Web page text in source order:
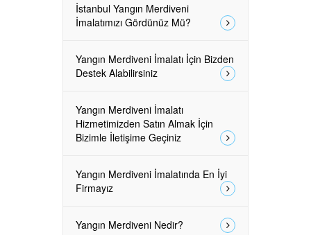
İstanbul Yangın Merdiveni
İmalatımızı Gördünüz Mü?
Yangın Merdiveni İmalatı İçin Bizden
Destek Alabilirsiniz
Yangın Merdiveni İmalatı
Hizmetimizden Satın Almak İçin
Bizimle İletişime Geçiniz
Yangın Merdiveni İmalatında En İyi
Firmayız
Yangın Merdiveni Nedir?